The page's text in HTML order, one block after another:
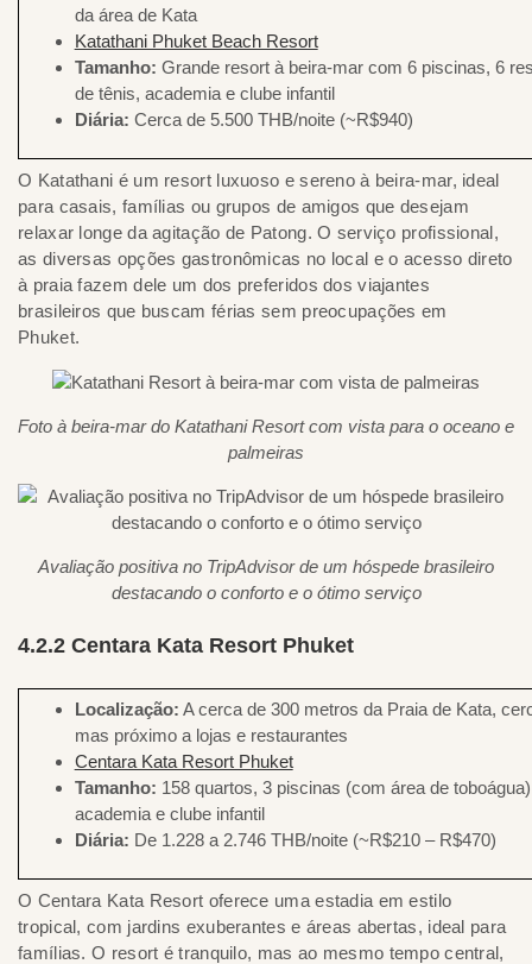
da área de Kata
Katathani Phuket Beach Resort
Tamanho: Grande resort à beira-mar com 6 piscinas, 6
de tênis, academia e clube infantil
Diária: Cerca de 5.500 THB/noite (~R$940)
O Katathani é um resort luxuoso e sereno à beira-mar, ideal
para casais, famílias ou grupos de amigos que desejam
relaxar longe da agitação de Patong. O serviço profissional,
as diversas opções gastronômicas no local e o acesso direto
à praia fazem dele um dos preferidos dos viajantes
brasileiros que buscam férias sem preocupações em
Phuket.
Foto à beira-mar do Katathani Resort com vista para o oceano e
palmeiras
Avaliação positiva no TripAdvisor de um hóspede brasileiro
destacando o conforto e o ótimo serviço
4.2.2 Centara Kata Resort Phuket
Localização: A cerca de 300 metros da Praia de Kata,
mas próximo a lojas e restaurantes
Centara Kata Resort Phuket
Tamanho: 158 quartos, 3 piscinas (com área de
academia e clube infantil
Diária: De 1.228 a 2.746 THB/noite (~R$210 – R$470)
O Centara Kata Resort oferece uma estadia em estilo
tropical, com jardins exuberantes e áreas abertas, ideal para
famílias. O resort é tranquilo, mas ao mesmo tempo central,